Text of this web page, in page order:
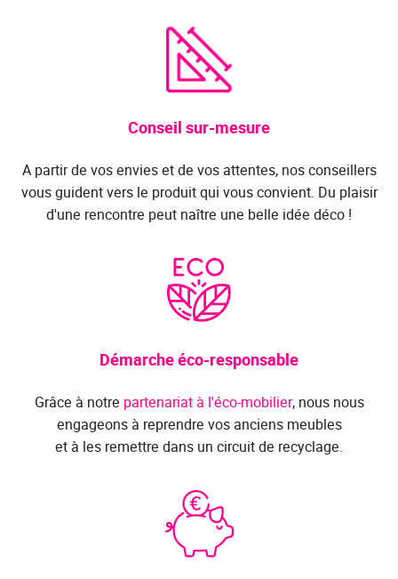
Conseil sur-mesure
A partir de vos envies et de vos attentes, nos conseillers
vous guident vers le produit qui vous convient. Du plaisir
d'une rencontre peut naître une belle idée déco !
Démarche éco-responsable
Grâce à notre partenariat à l'éco-mobilier, nous nous
engageons à reprendre vos anciens meubles
et à les remettre dans un circuit de recyclage.